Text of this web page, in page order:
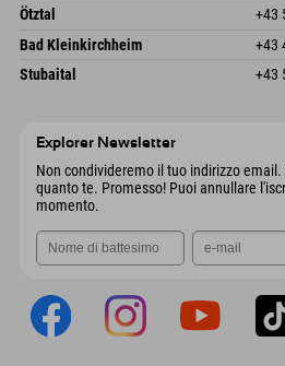
AustriaFreizeitpark 10
Austria
Ötztal +43
Gscheat 14
Austria
Bad Kleinkirchheim +43
Dorfstraße 24
Stubaital +43
Explorer Newsletter
Non condivideremo il tuo indirizzo
quanto te. Promesso! Puoi annullare
momento.